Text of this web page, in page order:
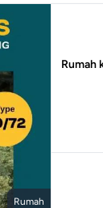
Rumah
Rumah